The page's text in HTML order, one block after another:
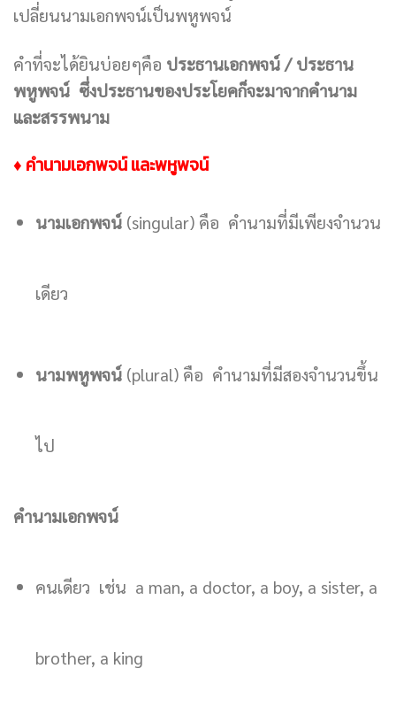
เปลี่ยนนามเอกพจน์เป็นพหูพจน์
คำที่จะได้ยินบ่อยๆคือ ประธานเอกพจน์ / ประธาน
พหูพจน์ ซึ่งประธานของประโยคก็จะมาจากคำนาม
และสรรพนาม
♦ คำนามเอกพจน์ และพหูพจน์
นามเอกพจน์(singular) คือ คำนามที่มีเพียงจำนวน
เดียว
นามพหูพจน์(plural) คือ คำนามที่มีสองจำนวนขึ้น
ไป
คำนามเอกพจน์
คนเดียว เช่น a man, a doctor, a boy, a sister, a
brother, a king